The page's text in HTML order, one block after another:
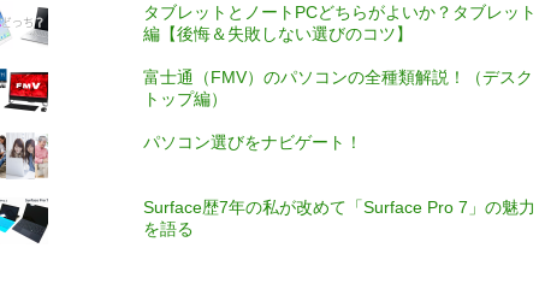
タブレットとノートPCどちらがよいか？タブレット
編【後悔＆失敗しない選びのコツ】
富士通（FMV）のパソコンの全種類解説！（デスク
トップ編）
パソコン選びをナビゲート！
Surface歴7年の私が改めて「Surface Pro 7」の魅力
を語る